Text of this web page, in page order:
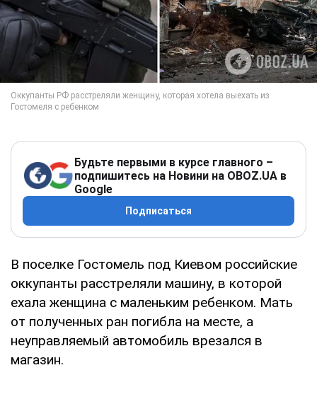
Будьте первыми в курсе главного –
подпишитесь на Новини на OBOZ.UA в
Google
Подписаться
В поселке Гостомель под Киевом российские
оккупанты расстреляли машину, в которой
ехала женщина с маленьким ребенком. Мать
от полученных ран погибла на месте, а
неуправляемый автомобиль врезался в
магазин.